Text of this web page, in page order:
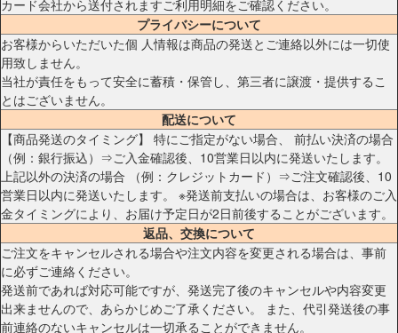
カード会社から送付されますご利用明細をご確認ください。
プライバシーについて
お客様からいただいた個 人情報は商品の発送とご連絡以外には一切使
用致しません。
当社が責任をもって安全に蓄積・保管し、第三者に譲渡・提供するこ
とはございません。
配送について
【商品発送のタイミング】 特にご指定がない場合、 前払い決済の場合
（例：銀行振込）⇒ご入金確認後、10営業日以内に発送いたします。
上記以外の決済の場合 （例：クレジットカード）⇒ご注文確認後、10
営業日以内に発送いたします。 ※発送前支払いの場合は、お客様のご入
金タイミングにより、お届け予定日が2日前後することがございます。
返品、交換について
ご注文をキャンセルされる場合や注文内容を変更される場合は、事前
に必ずご連絡ください。
発送前であれば対応可能ですが、発送完了後のキャンセルや内容変更
出来ませんので、あらかじめご了承ください。 また、代引発送後の事
前連絡のないキャンセルは一切承ることができません。